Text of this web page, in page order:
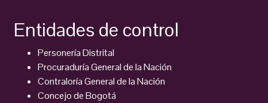
Entidades de control
Personería Distrital
Procuraduría General de la Nación
Contraloría General de la Nación
Concejo de Bogotá